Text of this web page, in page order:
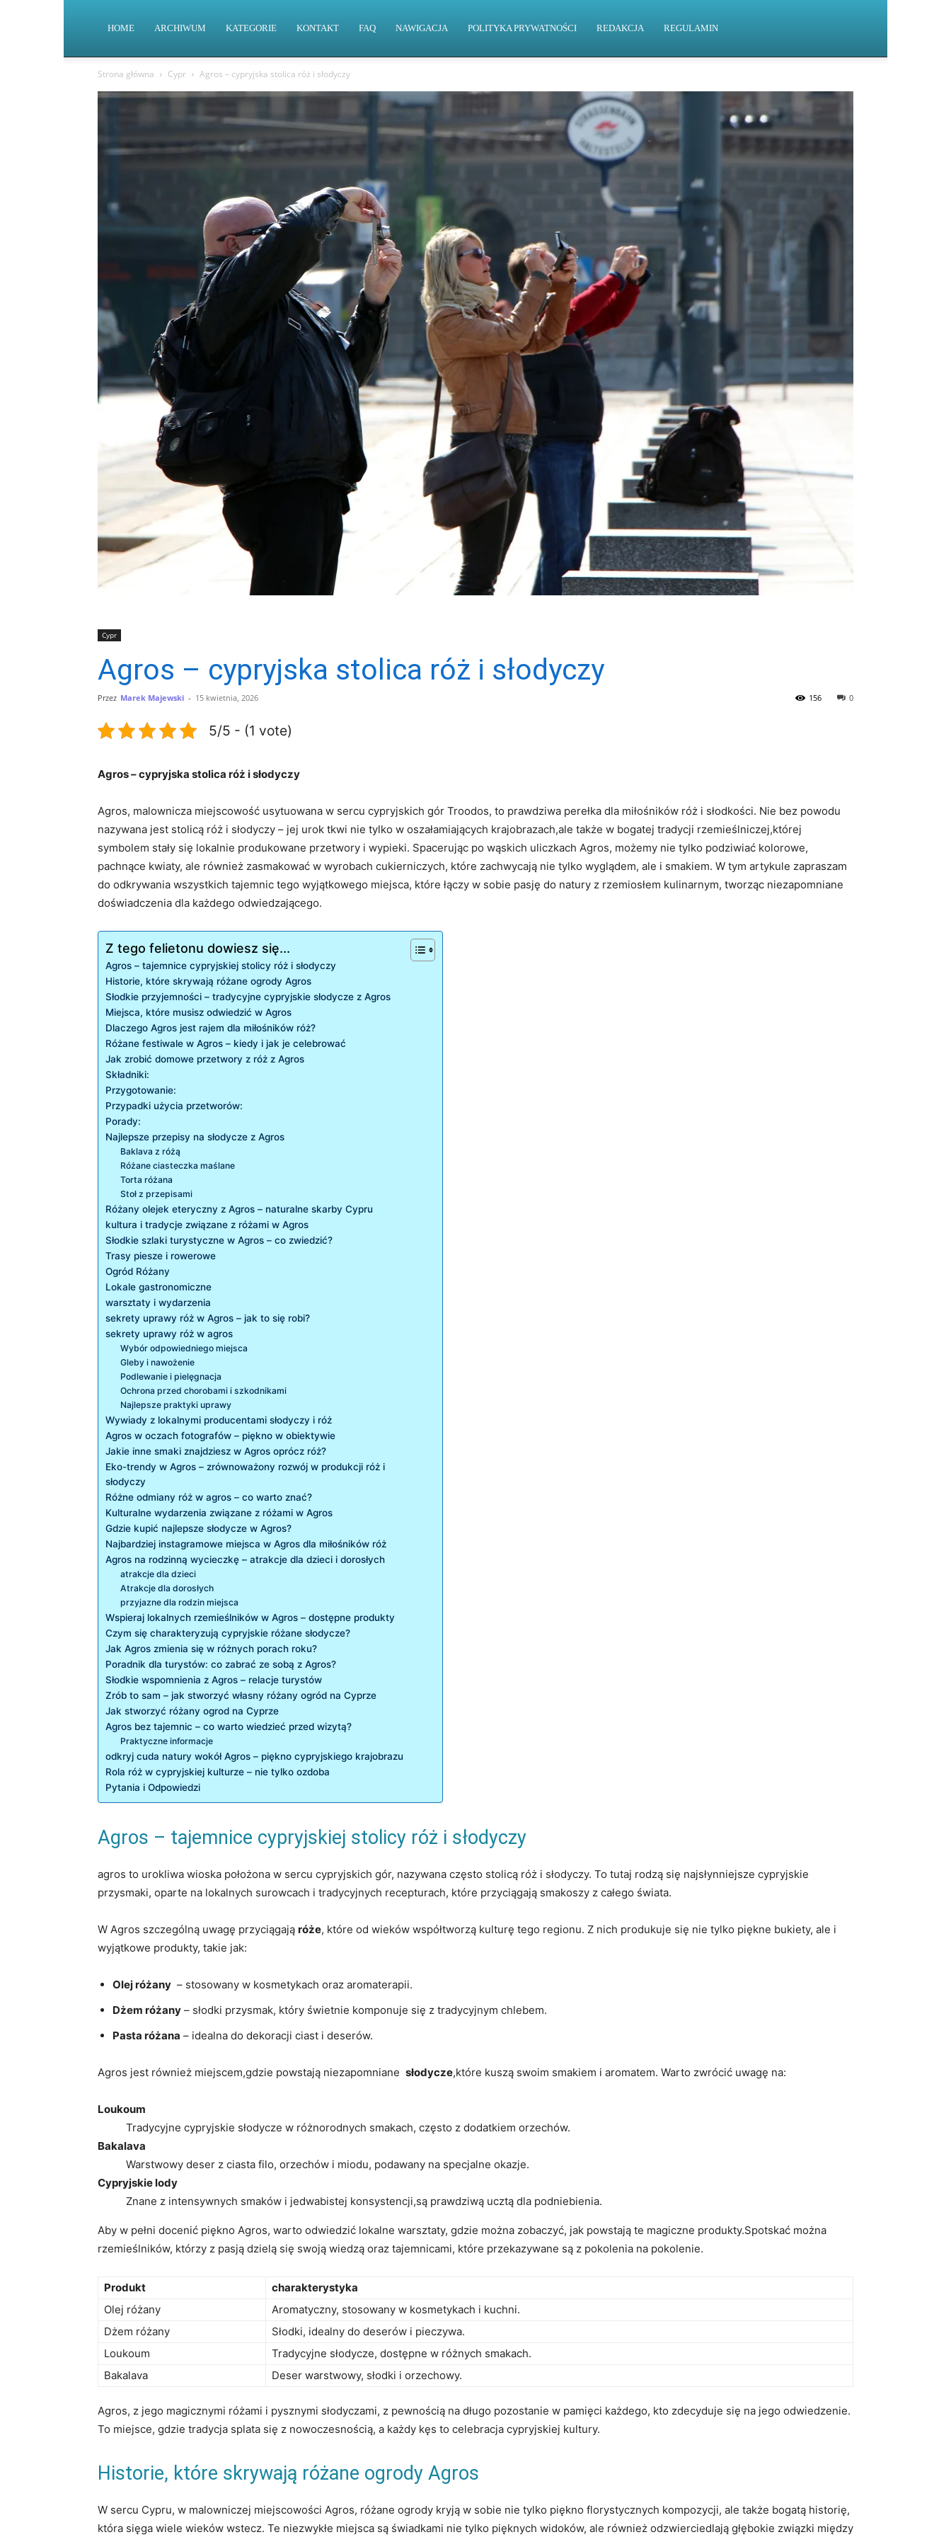
HOME ARCHIWUM KATEGORIE KONTAKT FAQ NAWIGACJA POLITYKA PRYWATNOŚCI REDAKCJA REGULAMIN
Strona główna Cypr Agros – cypryjska stolica róż i słodyczy
Cypr
Agros – cypryjska stolica róż i słodyczy
Przez Marek Majewski - 15 kwietnia, 2026 0
156
5/5 - (1 vote)
Agros – cypryjska stolica róż ⁢i słodyczy
Agros, malownicza ⁣miejscowość usytuowana w sercu cypryjskich gór Troodos, to prawdziwa perełka dla miłośników róż i słodkości. Nie bez ⁢powodu
nazywana jest stolicą róż i słodyczy – jej urok tkwi nie tylko w ⁤oszałamiających krajobrazach,ale także w bogatej tradycji rzemieślniczej,której
symbolem stały się lokalnie produkowane przetwory ⁤i wypieki. Spacerując po wąskich ‌uliczkach Agros, możemy nie tylko podziwiać kolorowe,‍
pachnące kwiaty, ale również zasmakować w wyrobach cukierniczych, które zachwycają ⁢nie ⁤tylko wyglądem, ale⁢ i ‍smakiem. W ⁤tym artykule zapraszam
do odkrywania wszystkich tajemnic tego wyjątkowego miejsca, ​które łączy w sobie pasję do natury z‍ rzemiosłem kulinarnym, tworząc niezapomniane
doświadczenia ⁣dla każdego odwiedzającego.
Z tego felietonu dowiesz się...
Agros ⁣– tajemnice‍ cypryjskiej stolicy róż i słodyczy
Historie, które ⁣skrywają różane ogrody Agros
Słodkie przyjemności – tradycyjne cypryjskie⁣ słodycze ​z Agros
Miejsca, które musisz odwiedzić⁣ w Agros
Dlaczego Agros jest rajem ⁤dla⁤ miłośników róż?
Różane festiwale ‍w Agros ⁣– kiedy i‍ jak je​ celebrować
Jak zrobić domowe przetwory z róż z Agros
Składniki:
Przygotowanie:
Przypadki użycia przetworów:
Porady:
Najlepsze przepisy na ‍słodycze z ⁣Agros
Baklava z różą
Różane⁤ ciasteczka maślane
Torta różana
Stoł z przepisami
Różany ‍olejek eteryczny z Agros – naturalne skarby Cypru
kultura i tradycje związane z różami w Agros
Słodkie szlaki turystyczne w Agros – ‌co zwiedzić?
Trasy piesze i⁤ rowerowe
Ogród Różany
Lokale gastronomiczne
warsztaty ⁣i wydarzenia
sekrety uprawy róż w Agros – jak ‌to się robi?
sekrety uprawy róż w agros
Wybór odpowiedniego miejsca
Gleby i⁤ nawożenie
Podlewanie i pielęgnacja
Ochrona przed chorobami i szkodnikami
Najlepsze praktyki uprawy
Wywiady z lokalnymi producentami słodyczy i róż
Agros w oczach fotografów – piękno w obiektywie
Jakie inne‍ smaki znajdziesz w Agros oprócz róż?
Eko-trendy⁢ w Agros ​– zrównoważony rozwój ⁣w produkcji róż i​
słodyczy
Różne odmiany róż w ⁢agros – co warto znać?
Kulturalne wydarzenia związane⁤ z różami w Agros
Gdzie kupić najlepsze ‍słodycze w Agros?
Najbardziej instagramowe ⁤miejsca w Agros ‌dla miłośników róż
Agros na rodzinną wycieczkę – atrakcje dla⁤ dzieci‌ i ⁤dorosłych
atrakcje dla dzieci
Atrakcje dla ‌dorosłych
przyjazne dla rodzin miejsca
Wspieraj lokalnych rzemieślników ⁤w Agros – ‍dostępne ⁣produkty
Czym się charakteryzują cypryjskie różane słodycze?
Jak Agros‌ zmienia się⁢ w⁢ różnych porach roku?
Poradnik‍ dla turystów: co zabrać ⁣ze sobą z Agros?
Słodkie wspomnienia z Agros – relacje turystów
Zrób to sam – jak ‍stworzyć własny różany ogród na ​Cyprze
Jak stworzyć różany ogrod na Cyprze
Agros bez tajemnic – co warto wiedzieć przed‌ wizytą?
Praktyczne ⁤informacje
odkryj ​cuda natury​ wokół​ Agros – piękno cypryjskiego krajobrazu
Rola róż w cypryjskiej kulturze – nie tylko ozdoba
Pytania i Odpowiedzi
Agros ⁣– tajemnice‍ cypryjskiej stolicy róż i słodyczy
agros to urokliwa wioska położona w sercu cypryjskich gór, nazywana często stolicą róż i‌ słodyczy. To tutaj‍ rodzą się najsłynniejsze cypryjskie
⁤przysmaki, oparte ‌na lokalnych surowcach i tradycyjnych recepturach, które przyciągają smakoszy z całego​ świata.
W Agros szczególną uwagę przyciągają róże, które ‍od⁣ wieków współtworzą kulturę tego⁤ regionu. Z nich produkuje się nie tylko piękne bukiety, ale i
wyjątkowe produkty, ⁣takie jak:
Olej różany ​ – stosowany w ⁤kosmetykach oraz aromaterapii.
Dżem‍ różany – słodki przysmak, który świetnie komponuje się z‍ tradycyjnym ‌chlebem.
Pasta różana – idealna do dekoracji ciast i deserów.
Agros jest również miejscem,gdzie powstają niezapomniane ⁤ słodycze,które kuszą swoim⁣ smakiem i aromatem. Warto zwrócić uwagę na:
Loukoum
Tradycyjne cypryjskie⁢ słodycze w⁤ różnorodnych smakach, często⁤ z⁣ dodatkiem orzechów.
Bakalava
Warstwowy ​deser z ciasta filo, ‍orzechów i miodu, podawany na specjalne okazje.
Cypryjskie lody
Znane z intensywnych smaków i jedwabistej konsystencji,są prawdziwą ucztą dla podniebienia.
Aby w pełni docenić piękno Agros, warto odwiedzić lokalne warsztaty, ⁢gdzie można zobaczyć, jak powstają te ⁣magiczne produkty.Spotskać można
⁢rzemieślników, którzy z pasją dzielą się swoją ⁣wiedzą oraz tajemnicami, które przekazywane ‌są z pokolenia na pokolenie.
Produkt
charakterystyka
Olej ⁢różany
Aromatyczny,⁤ stosowany w⁤ kosmetykach i⁤ kuchni.
Dżem różany
Słodki, ​idealny do deserów i pieczywa.
Loukoum
Tradycyjne słodycze, dostępne w różnych smakach.
Bakalava
Deser warstwowy, słodki i orzechowy.
Agros, z​ jego ‌magicznymi różami i pysznymi ⁣słodyczami, z pewnością na ⁤długo ⁢pozostanie w ⁢pamięci każdego,⁣ kto zdecyduje ​się‌ na​ jego ‍odwiedzenie.
To ‌miejsce, gdzie tradycja splata się ‌z nowoczesnością, a każdy kęs ⁤to celebracja⁢ cypryjskiej kultury.
Historie, które ⁣skrywają różane ogrody Agros
W sercu Cypru, w malowniczej miejscowości Agros, różane ogrody kryją w sobie nie ‌tylko​ piękno florystycznych kompozycji, ale ‍także bogatą historię,
która⁢ sięga⁢ wiele wieków wstecz. ⁤Te ⁢niezwykłe miejsca są‍ świadkami nie tylko pięknych widoków, ale również odzwierciedlają⁤ głębokie związki ⁣między